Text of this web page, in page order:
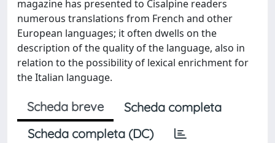
magazine has presented to Cisalpine readers
numerous translations from French and other
European languages; it often dwells on the
description of the quality of the language, also in
relation to the possibility of lexical enrichment for
the Italian language.
Scheda breve
Scheda completa
Scheda completa (DC)